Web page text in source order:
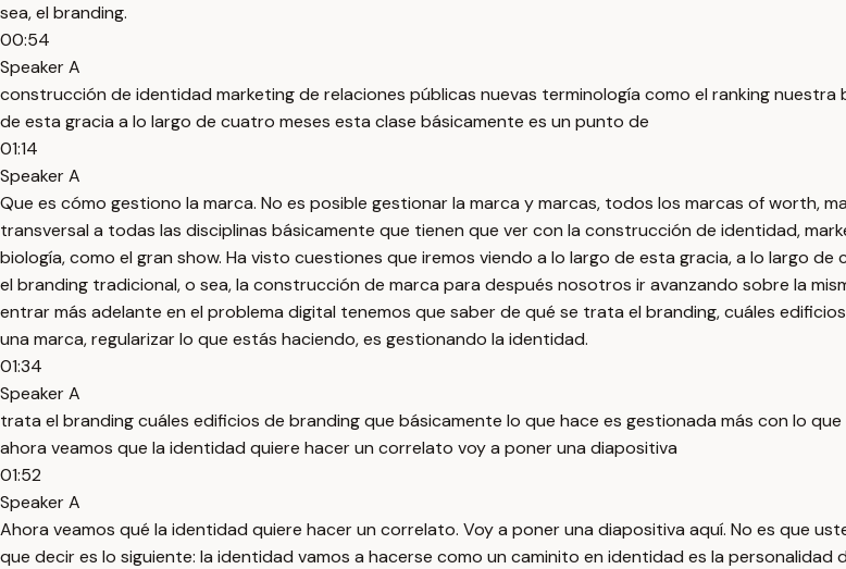
sea, el branding.
00:54
Speaker A
construcción de identidad marketing de relaciones públicas nuevas terminología como el ranking
de esta gracia a lo largo de cuatro meses esta clase básicamente es un punto de
01:14
Speaker A
Que es cómo gestiono la marca. No es posible gestionar la marca y marcas, todos los marcas of worth,
transversal a todas las disciplinas básicamente que tienen que ver con la construcción de identidad,
biología, como el gran show. Ha visto cuestiones que iremos viendo a lo largo de esta gracia, a lo largo
el branding tradicional, o sea, la construcción de marca para después nosotros ir avanzando sobre la
entrar más adelante en el problema digital tenemos que saber de qué se trata el branding, cuáles
una marca, regularizar lo que estás haciendo, es gestionando la identidad.
01:34
Speaker A
trata el branding cuáles edificios de branding que básicamente lo que hace es gestionada más con lo
ahora veamos que la identidad quiere hacer un correlato voy a poner una diapositiva
01:52
Speaker A
Ahora veamos qué la identidad quiere hacer un correlato. Voy a poner una diapositiva aquí. No es que
que decir es lo siguiente: la identidad vamos a hacerse como un caminito en identidad es la